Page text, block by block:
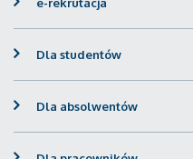
Dla studentów
Dla absolwentów